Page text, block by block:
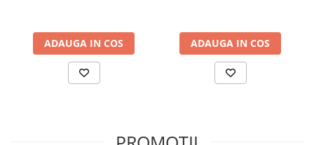
ADAUGA IN COS ADAUGA IN COS